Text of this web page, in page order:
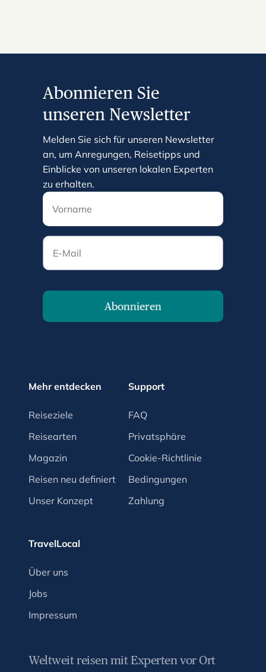
Abonnieren Sie
unseren Newsletter
Melden Sie sich für unseren Newsletter
an, um Anregungen, Reisetipps und
Einblicke von unseren lokalen Experten
zu erhalten.
E-Mail
Abonnieren
Mehr entdecken
Reiseziele
Reisearten
Magazin
Reisen neu definiert
Unser Konzept
Support
FAQ
Privatsphäre
Cookie-Richtlinie
Bedingungen
Zahlung
TravelLocal
Über uns
Jobs
Impressum
Weltweit reisen mit Experten vor Ort